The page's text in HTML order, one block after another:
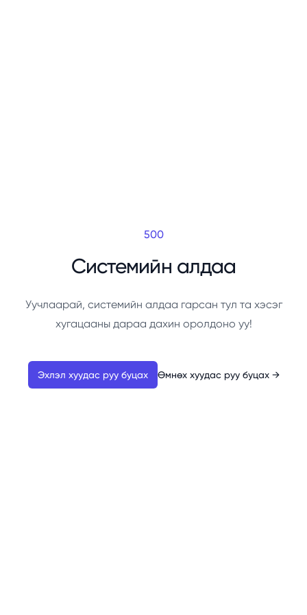
500
Системийн алдаа
Уучлаарай, системийн алдаа гарсан тул та хэсэг
хугацааны дараа дахин оролдоно уу!
Эхлэл хуудас руу буцах Өмнөх хуудас руу буцах →